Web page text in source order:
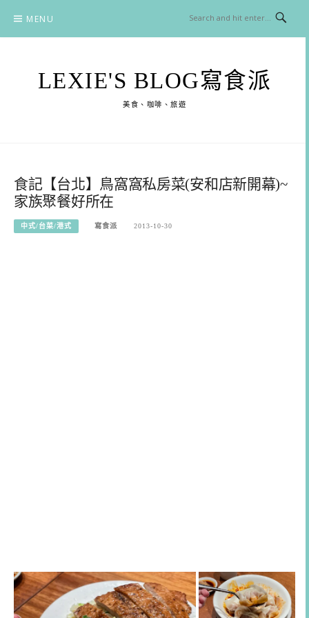
content
MENU
LEXIE'S BLOG寫食派
美食、咖啡、旅遊
食記【台北】鳥窩窩私房菜(安和店新開幕)~
家族聚餐好所在
中式/台菜/港式 寫食派 2013-10-30